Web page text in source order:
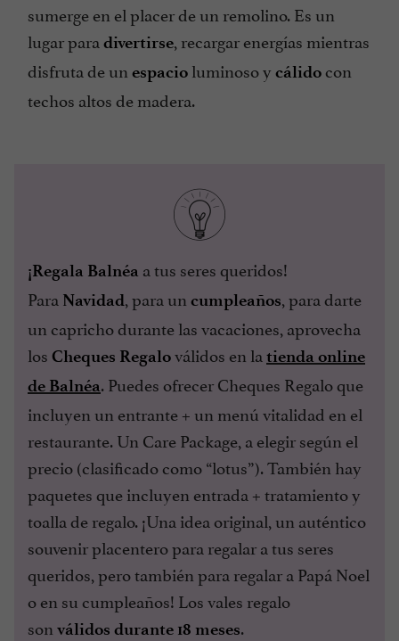
sumerge en el placer de un remolino. Es un
lugar para divertirse, recargar energías mientras
disfruta de un espacio luminoso y cálido con
techos altos de madera.
¡Regala Balnéa a tus seres queridos!
Para Navidad, para un cumpleaños, para darte
un capricho durante las vacaciones, aprovecha
los Cheques Regaloválidos en la tienda online
de Balnéa. Puedes ofrecer Cheques Regalo que
incluyen un entrante + un menú vitalidad en el
restaurante. Un Care Package, a elegir según el
precio (clasificado como “lotus”). También hay
paquetes que incluyen entrada + tratamiento y
toalla de regalo. ¡Una idea original, un auténtico
souvenir placentero para regalar a tus seres
queridos, pero también para regalar a Papá Noel
o en su cumpleaños! Los vales regalo
son válidos durante 18 meses.